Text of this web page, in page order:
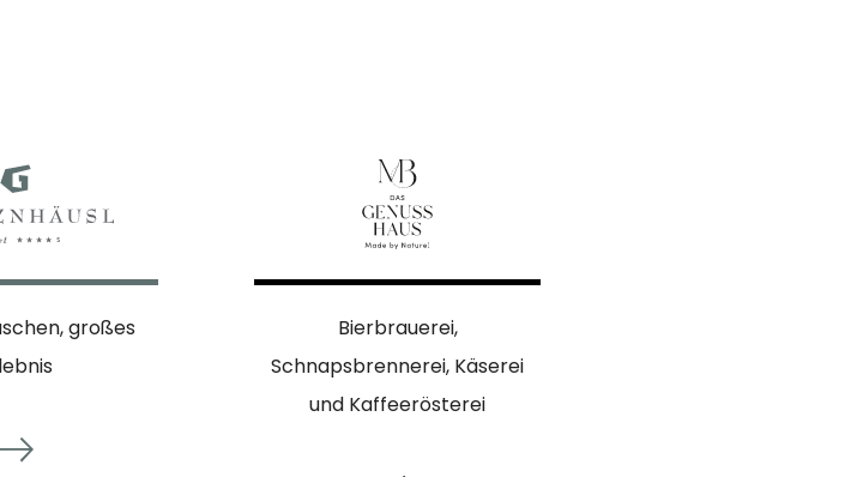
großes
Bierbrauerei,
Schnapsbrennerei, Käserei
und Kaffeerösterei